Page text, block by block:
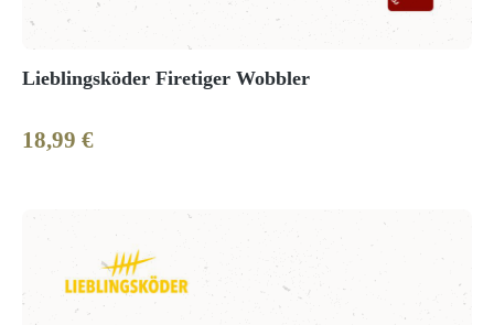
Lieblingsköder Firetiger Wobbler
Regulärer Preis:
18,99 €